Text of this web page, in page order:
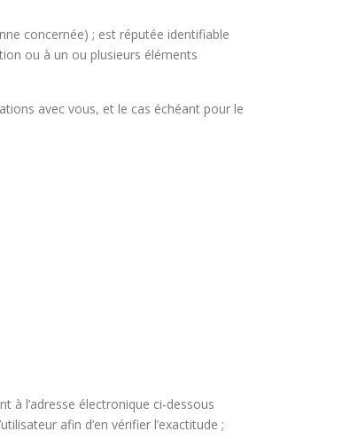
concernée) ; est réputée identifiable
ou à un ou plusieurs éléments
avec vous, et le cas échéant pour le
à l’adresse électronique ci-dessous
afin d’en vérifier l’exactitude ;